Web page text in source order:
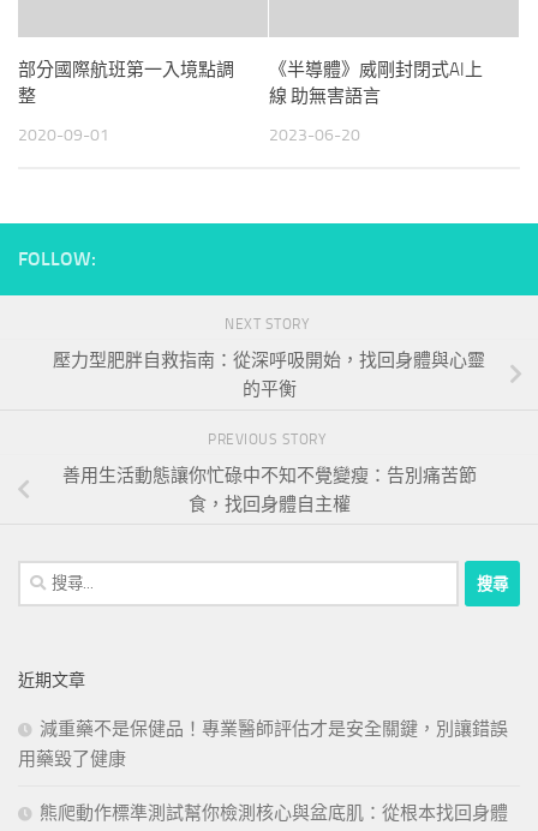
部分國際航班第一入境點調
整
2020-09-01
《半導體》威剛封閉式AI上
線 助無害語言
2023-06-20
FOLLOW:
NEXT STORY
壓力型肥胖自救指南：從深呼吸開始，找回身體與心靈
的平衡
PREVIOUS STORY
善用生活動態讓你忙碌中不知不覺變瘦：告別痛苦節
食，找回身體自主權
搜
尋
字:
近期文章
減重藥不是保健品！專業醫師評估才是安全關鍵，別讓錯誤
用藥毀了健康
熊爬動作標準測試幫你檢測核心與盆底肌：從根本找回身體